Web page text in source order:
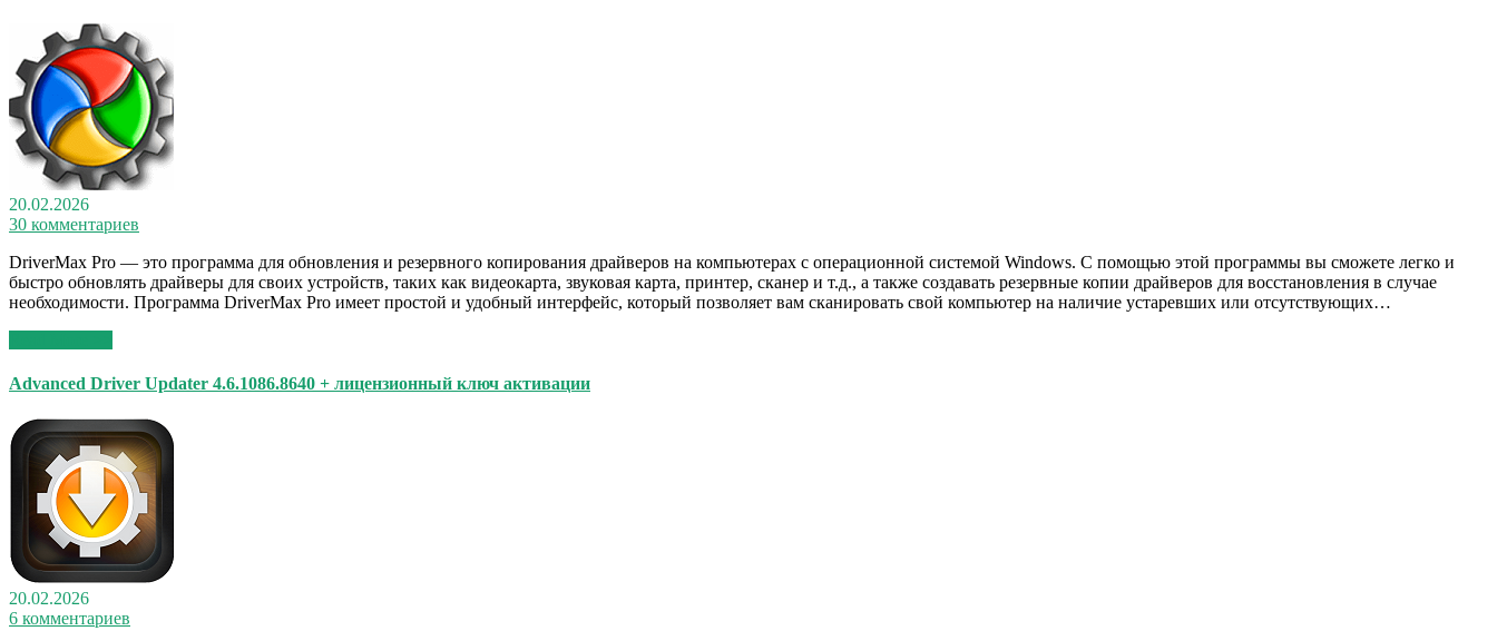
20.02.2026
30 комментариев
DriverMax Pro — это программа для обновления и резервного копирования драйверов на компьютерах с операционной системой Windows. С помощью этой программы вы сможете легко и
быстро обновлять драйверы для своих устройств, таких как видеокарта, звуковая карта, принтер, сканер и т.д., а также создавать резервные копии драйверов для восстановления в случае
необходимости. Программа DriverMax Pro имеет простой и удобный интерфейс, который позволяет вам сканировать свой компьютер на наличие устаревших или отсутствующих…
Advanced Driver Updater 4.6.1086.8640 + лицензионный ключ активации
20.02.2026
6 комментариев